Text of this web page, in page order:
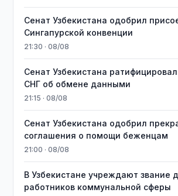
Сенат Узбекистана одобрил
Сингапурской конвенции
21:30 · 08/08
Сенат Узбекистана
СНГ об обмене данными
21:15 · 08/08
Сенат Узбекистана одобрил
соглашения о помощи беженцам
21:00 · 08/08
В Узбекистане учреждают звание
работников коммунальной сферы